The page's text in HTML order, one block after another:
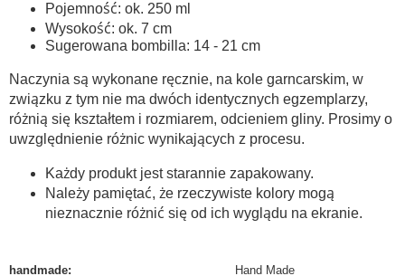
Pojemność: ok. 250 ml
Wysokość: ok. 7 cm
Sugerowana bombilla: 14 - 21 cm
Naczynia są wykonane ręcznie, na kole garncarskim, w
związku z tym nie ma dwóch identycznych egzemplarzy,
różnią się kształtem i rozmiarem, odcieniem gliny. Prosimy o
uwzględnienie różnic wynikających z procesu.
Każdy produkt jest starannie zapakowany.
Należy pamiętać, że rzeczywiste kolory mogą
nieznacznie różnić się od ich wyglądu na ekranie.
handmade: Hand Made